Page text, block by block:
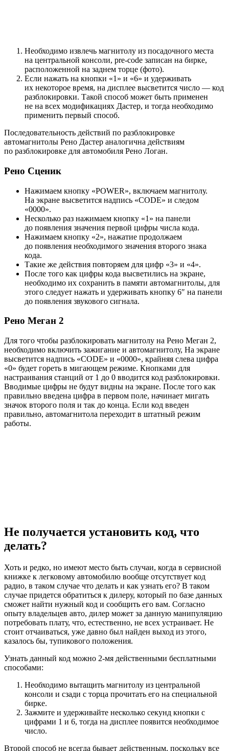
Необходимо извлечь магнитолу из посадочного места
на центральной консоли, pre-code записан на бирке,
расположенной на заднем торце (фото).
Если нажать на кнопки «1» и «6» и удерживать
их некоторое время, на дисплее высветится число — код
разблокировки. Такой способ может быть применен
не на всех модификациях Дастер, и тогда необходимо
применить первый способ.
Последовательность действий по разблокировке
автомагнитолы Рено Дастер аналогична действиям
по разблокировке для автомобиля Рено Логан.
Рено Сценик
Нажимаем кнопку «POWER», включаем магнитолу.
На экране высветится надпись «CODE» и следом
«0000».
Несколько раз нажимаем кнопку «1» на панели
до появления значения первой цифры числа кода.
Нажимаем кнопку «2», нажатие продолжаем
до появления необходимого значения второго знака
кода.
Такие же действия повторяем для цифр «3» и «4».
После того как цифры кода высветились на экране,
необходимо их сохранить в памяти автомагнитолы, для
этого следует нажать и удерживать кнопку 6″ на панели
до появления звукового сигнала.
Рено Меган 2
Для того чтобы разблокировать магнитолу на Рено Меган 2,
необходимо включить зажигание и автомагнитолу, На экране
высветится надпись «CODE» и «0000», крайняя слева цифра
«0» будет гореть в мигающем режиме. Кнопками для
настраивания станций от 1 до 0 вводится код разблокировки.
Вводимые цифры не будут видны на экране. После того как
правильно введена цифра в первом поле, начинает мигать
значок второго поля и так до конца. Если код введен
правильно, автомагнитола переходит в штатный режим
работы.
Не получается установить код, что
делать?
Хоть и редко, но имеют место быть случаи, когда в сервисной
книжке к легковому автомобилю вообще отсутствует код
радио, в таком случае что делать и как узнать его? В таком
случае придется обратиться к дилеру, который по базе данных
сможет найти нужный код и сообщить его вам. Согласно
опыту владельцев авто, дилер может за данную манипуляцию
потребовать плату, что, естественно, не всех устраивает. Не
стоит отчаиваться, уже давно был найден выход из этого,
казалось бы, тупикового положения.
Узнать данный код можно 2-мя действенными бесплатными
способами:
Необходимо вытащить магнитолу из центральной
консоли и сзади с торца прочитать его на специальной
бирке.
Зажмите и удерживайте несколько секунд кнопки с
цифрами 1 и 6, тогда на дисплее появится необходимое
число.
Второй способ не всегда бывает действенным, поскольку все